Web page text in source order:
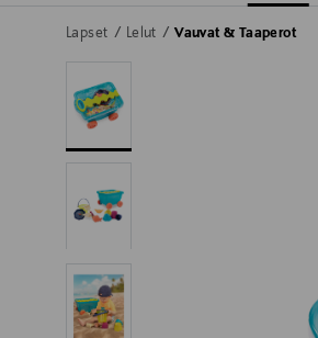
Lapset Lelut Vauvat & Taaperot